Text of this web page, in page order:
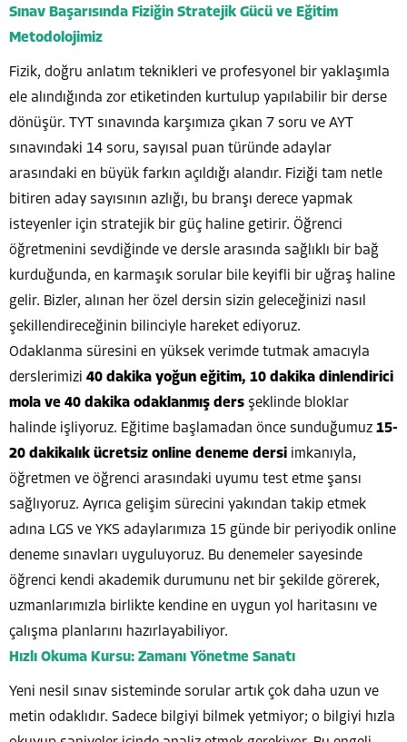
Sınav Başarısında Fiziğin Stratejik Gücü ve Eğitim
Metodolojimiz
Fizik, doğru anlatım teknikleri ve profesyonel bir yaklaşımla
ele alındığında zor etiketinden kurtulup yapılabilir bir derse
dönüşür. TYT sınavında karşımıza çıkan 7 soru ve AYT
sınavındaki 14 soru, sayısal puan türünde adaylar
arasındaki en büyük farkın açıldığı alandır. Fiziği tam netle
bitiren aday sayısının azlığı, bu branşı derece yapmak
isteyenler için stratejik bir güç haline getirir. Öğrenci
öğretmenini sevdiğinde ve dersle arasında sağlıklı bir bağ
kurduğunda, en karmaşık sorular bile keyifli bir uğraş haline
gelir. Bizler, alınan her özel dersin sizin geleceğinizi nasıl
şekillendireceğinin bilinciyle hareket ediyoruz.
Odaklanma süresini en yüksek verimde tutmak amacıyla
derslerimizi 40 dakika yoğun eğitim, 10 dakika dinlendirici
mola ve 40 dakika odaklanmış ders şeklinde bloklar
halinde işliyoruz. Eğitime başlamadan önce sunduğumuz 15-
20 dakikalık ücretsiz online deneme dersi imkanıyla,
öğretmen ve öğrenci arasındaki uyumu test etme şansı
sağlıyoruz. Ayrıca gelişim sürecini yakından takip etmek
adına LGS ve YKS adaylarımıza 15 günde bir periyodik online
deneme sınavları uyguluyoruz. Bu denemeler sayesinde
öğrenci kendi akademik durumunu net bir şekilde görerek,
uzmanlarımızla birlikte kendine en uygun yol haritasını ve
çalışma planlarını hazırlayabiliyor.
Hızlı Okuma Kursu: Zamanı Yönetme Sanatı
Yeni nesil sınav sisteminde sorular artık çok daha uzun ve
metin odaklıdır. Sadece bilgiyi bilmek yetmiyor; o bilgiyi hızla